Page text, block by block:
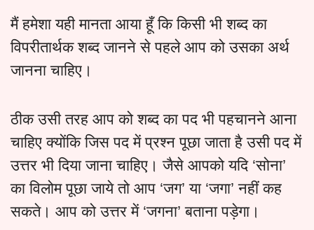
मैं हमेशा यही मानता आया हूँ कि किसी भी शब्द का
विपरीतार्थक शब्द जानने से पहले आप को उसका अर्थ
जानना चाहिए।
ठीक उसी तरह आप को शब्द का पद भी पहचानने आना
चाहिए क्योंकि जिस पद में प्रश्न पूछा जाता है उसी पद में
उत्तर भी दिया जाना चाहिए। जैसे आपको यदि ‘सोना’
का विलोम पूछा जाये तो आप ‘जग’ या ‘जगा’ नहीं कह
सकते। आप को उत्तर में ‘जगना’ बताना पड़ेगा।